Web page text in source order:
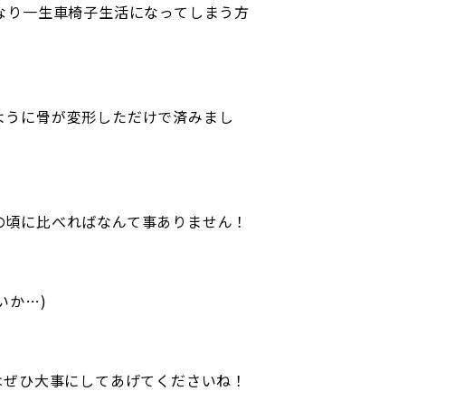
一生車椅子生活になってしまう方
に骨が変形しただけで済みまし
に比べればなんて事ありません！
か…)
ひ大事にしてあげてくださいね！